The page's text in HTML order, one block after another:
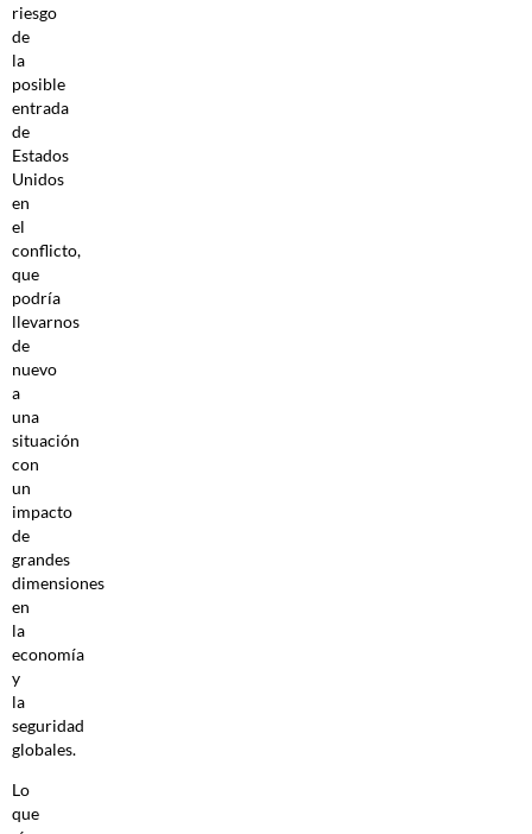
riesgo
de
la
posible
entrada
de
Estados
Unidos
en
el
conflicto,
que
podría
llevarnos
de
nuevo
a
una
situación
con
un
impacto
de
grandes
dimensiones
en
la
economía
y
la
seguridad
globales.
Lo
que